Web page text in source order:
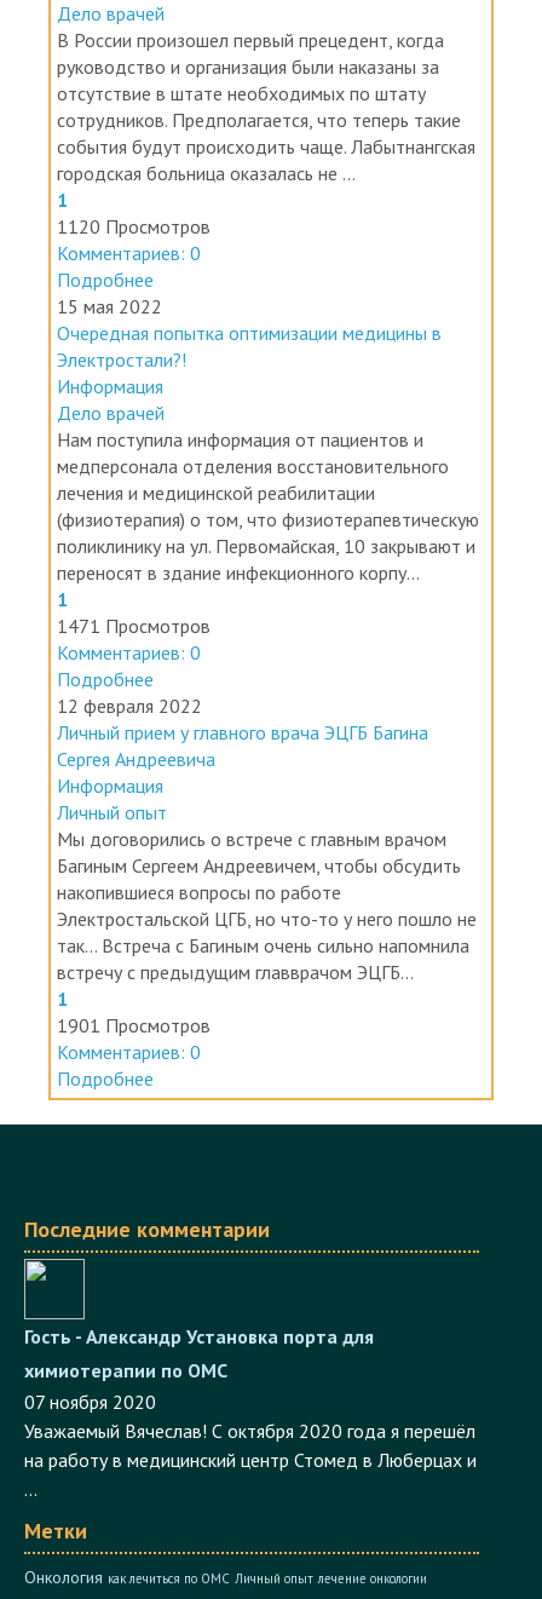
Дело врачей
В России произошел первый прецедент, когда
руководство и организация были наказаны за
отсутствие в штате необходимых по штату
сотрудников. Предполагается, что теперь такие
события будут происходить чаще. Лабытнангская
городская больница оказалась не ...
1
1120 Просмотров
Комментариев: 0
Подробнее
15 мая 2022
Очередная попытка оптимизации медицины в
Электростали?!
Информация
Дело врачей
Нам поступила информация от пациентов и
медперсонала отделения восстановительного
лечения и медицинской реабилитации
(физиотерапия) о том, что физиотерапевтическую
поликлинику на ул. Первомайская, 10 закрывают и
переносят в здание инфекционного корпу...
1
1471 Просмотров
Комментариев: 0
Подробнее
12 февраля 2022
Личный прием у главного врача ЭЦГБ Багина
Сергея Андреевича
Информация
Личный опыт
Мы договорились о встрече с главным врачом
Багиным Сергеем Андреевичем, чтобы обсудить
накопившиеся вопросы по работе
Электростальской ЦГБ, но что-то у него пошло не
так... Встреча с Багиным очень сильно напомнила
встречу с предыдущим главврачом ЭЦГБ...
1
1901 Просмотров
Комментариев: 0
Подробнее
Последние комментарии
Гость - Александр Установка порта для
химиотерапии по ОМС
07 ноября 2020
Уважаемый Вячеслав! С октября 2020 года я перешёл
на работу в медицинский центр Стомед в Люберцах и
...
Метки
Онкология как лечиться по ОМС Личный опыт лечение онкологии